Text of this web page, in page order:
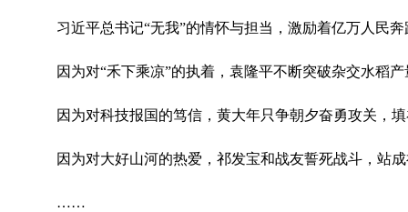
习近平总书记“无我”的情怀与担当，激励着亿万人民奔
因为对“禾下乘凉”的执着，袁隆平不断突破杂交水稻产
因为对科技报国的笃信，黄大年只争朝夕奋勇攻关，填
因为对大好山河的热爱，祁发宝和战友誓死战斗，站成
……